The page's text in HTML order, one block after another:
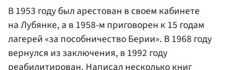
В 1953 году был арестован в своем кабинете
на Лубянке, а в 1958-м приговорен к 15 годам
лагерей «за пособничество Берии». В 1968 году
вернулся из заключения, в 1992 году